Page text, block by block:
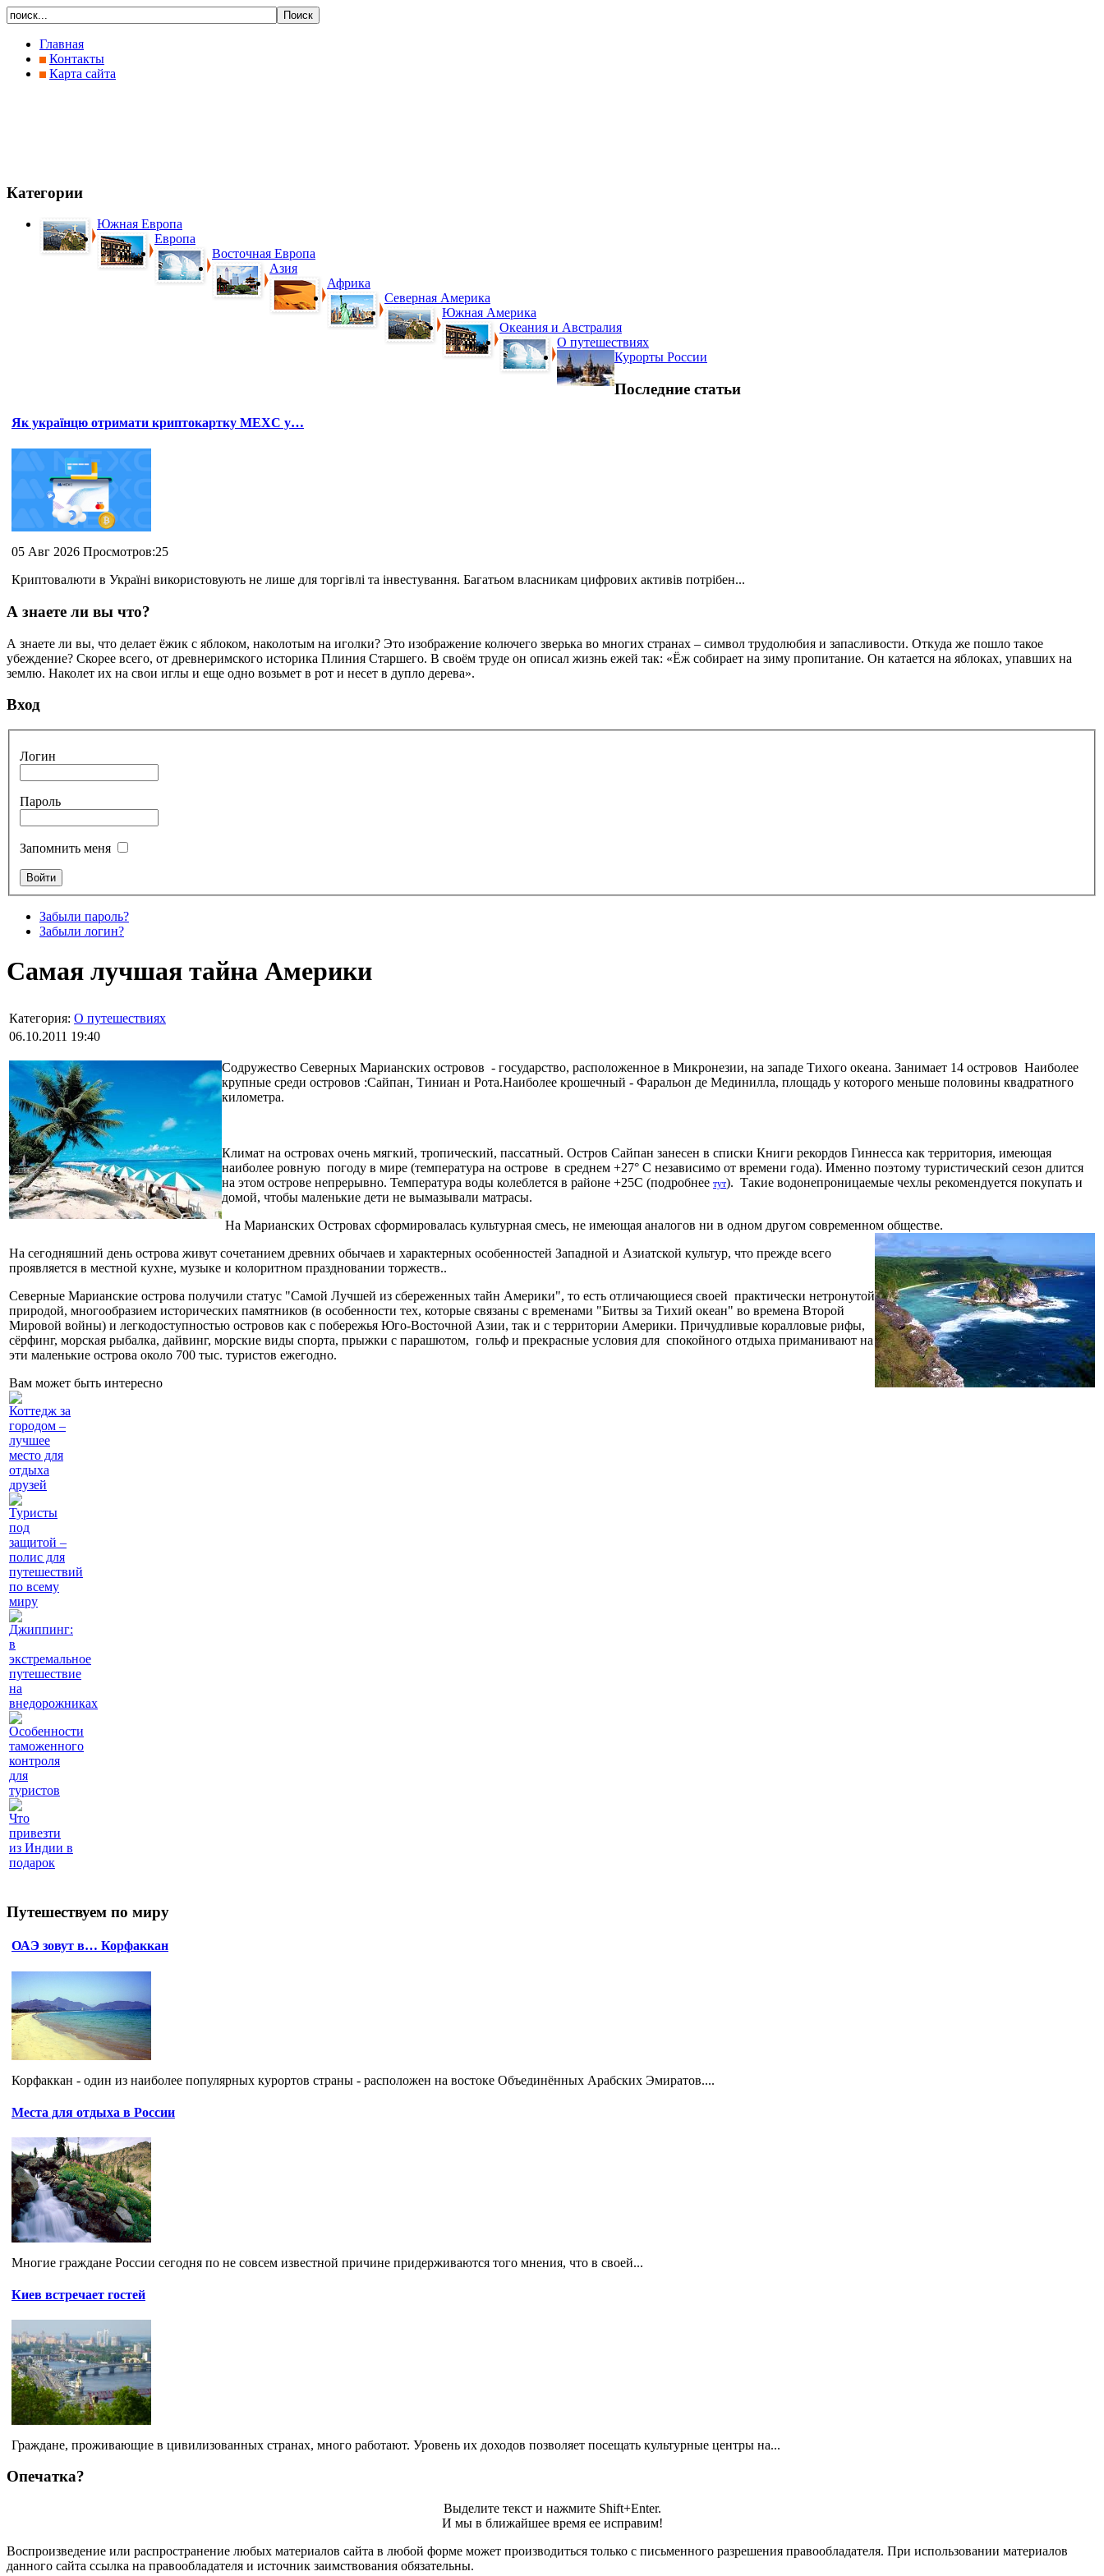
Главная
Контакты
Карта сайта
Категории
Южная Европа
Европа
Восточная Европа
Азия
Африка
Северная Америка
Южная Америка
Океания и Австралия
О путешествиях
Курорты России
Последние статьи
Як українцю отримати криптокартку MEXC у…
05 Авг 2026 Просмотров:25
Криптовалюти в Україні використовують не лише для торгівлі та інвестування. Багатьом власникам цифрових активів потрібен...
А знаете ли вы что?
А знаете ли вы, что делает ёжик с яблоком, наколотым на иголки? Это изображение колючего зверька во многих странах – символ трудолюбия и запасливости. Откуда же пошло такое
убеждение? Скорее всего, от древнеримского историка Плиния Старшего. В своём труде он описал жизнь ежей так: «Ёж собирает на зиму пропитание. Он катается на яблоках, упавших на
землю. Наколет их на свои иглы и еще одно возьмет в рот и несет в дупло дерева».
Вход
Логин
Пароль
Запомнить меня
Забыли пароль?
Забыли логин?
Самая лучшая тайна Америки
Категория: О путешествиях
06.10.2011 19:40
Содружество Северных Марианских островов - государство, расположенное в Микронезии, на западе Тихого океана. Занимает 14 островов Наиболее
крупные среди островов :Сайпан, Тиниан и Рота.Наиболее крошечный - Фаральон де Мединилла, площадь у которого меньше половины квадратного
километра.
Климат на островах очень мягкий, тропический, пассатный. Остров Сайпан занесен в списки Книги рекордов Гиннесса как территория, имеющая
наиболее ровную погоду в мире (температура на острове в среднем +27° C независимо от времени года). Именно поэтому туристический сезон длится
на этом острове непрерывно. Температура воды колеблется в районе +25С (подробнее тут). Такие водонепроницаемые чехлы рекомендуется покупать и
домой, чтобы маленькие дети не вымазывали матрасы.
На Марианских Островах сформировалась культурная смесь, не имеющая аналогов ни в одном другом современном обществе.
На сегодняшний день острова живут сочетанием древних обычаев и характерных особенностей Западной и Азиатской культур, что прежде всего
проявляется в местной кухне, музыке и колоритном праздновании торжеств..
Северные Марианские острова получили статус "Самой Лучшей из сбереженных тайн Америки", то есть отличающиеся своей практически нетронутой
природой, многообразием исторических памятников (в особенности тех, которые связаны с временами "Битвы за Тихий океан" во времена Второй
Мировой войны) и легкодоступностью островов как с побережья Юго-Восточной Азии, так и с территории Америки. Причудливые коралловые рифы,
сёрфинг, морская рыбалка, дайвинг, морские виды спорта, прыжки с парашютом, гольф и прекрасные условия для спокойного отдыха приманивают на
эти маленькие острова около 700 тыс. туристов ежегодно.
Вам может быть интересно
Коттедж за
городом –
лучшее
место для
отдыха
друзей
Туристы
под
защитой –
полис для
путешествий
по всему
миру
Джиппинг:
в
экстремальное
путешествие
на
внедорожниках
Особенности
таможенного
контроля
для
туристов
Что
привезти
из Индии в
подарок
Путешествуем по миру
ОАЭ зовут в… Корфаккан
Корфаккан - один из наиболее популярных курортов страны - расположен на востоке Объединённых Арабских Эмиратов....
Места для отдыха в России
Многие граждане России сегодня по не совсем известной причине придерживаются того мнения, что в своей...
Киев встречает гостей
Граждане, проживающие в цивилизованных странах, много работают. Уровень их доходов позволяет посещать культурные центры на...
Опечатка?
Выделите текст и нажмите Shift+Enter.
И мы в ближайшее время ее исправим!
Воспроизведение или распространение любых материалов сайта в любой форме может производиться только с письменного разрешения правообладателя. При использовании материалов
данного сайта ссылка на правообладателя и источник заимствования обязательны.